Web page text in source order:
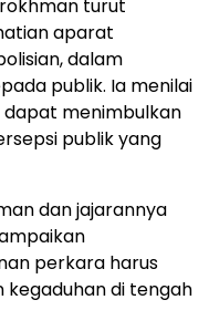
turut
aparat
dalam
publik. Ia menilai
menimbulkan
publik yang
dan jajarannya
perkara harus
di tengah